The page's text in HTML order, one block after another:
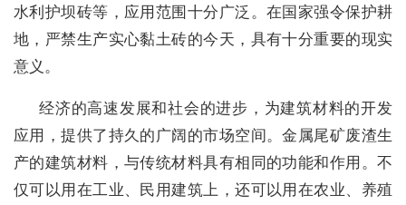
水利护坝砖等，应用范围十分广泛。在国家强令保护耕
地，严禁生产实心黏土砖的今天，具有十分重要的现实
意义。
经济的高速发展和社会的进步，为建筑材料的开发
应用，提供了持久的广阔的市场空间。金属尾矿废渣生
产的建筑材料，与传统材料具有相同的功能和作用。不
仅可以用在工业、民用建筑上，还可以用在农业、养殖